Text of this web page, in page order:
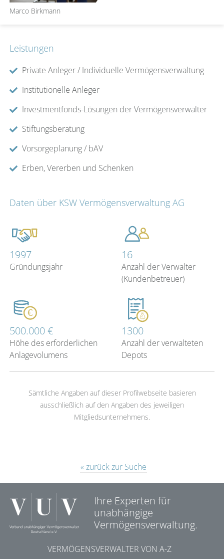
Marco Birkmann
Leistungen
Private Anleger / Individuelle Vermögensverwaltung
Institutionelle Anleger
Investmentfonds-Lösungen der Vermögensverwalter
Stiftungsberatung
Vorsorgeplanung / bAV
Erben, Vererben und Schenken
Daten über KSW Vermögensverwaltung AG
1997
Gründungsjahr
16
Anzahl der Verwalter
(Kundenbetreuer)
500.000 €
Höhe des erforderlichen
Anlagevolumens
1300
Anzahl der verwalteten
Depots
Sämtliche Angaben auf dieser Profilwebseite basieren
ausschließlich auf den Angaben des jeweiligen
Mitgliedsunternehmens.
« zurück zur Suche
Ihre Experten für
unabhängige
Vermögensverwaltung.
VERMÖGENSVERWALTER VON A-Z